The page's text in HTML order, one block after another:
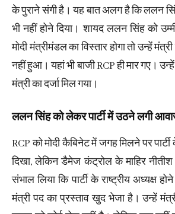
के पुराने संगी है। यह बात अलग है कि ललन
भी नहीं होने दिया। शायद ललन सिंह को
मोदी मंत्रीमंडल का विस्तार होगा तो उन्हें
नहीं हुआ। यहां भी बाजी RCP ही मार गए।
मंत्री का दर्जा मिल गया।
ललन सिंह को लेकर पार्टी में उठने लगी
RCP को मोदी कैबिनेट में जगह मिलने पर
दिखा, लेकिन डैमेज कंट्रोल के माहिर
संभाल लिया कि पार्टी के राष्ट्रीय अध्यक्ष
मंत्री पद का प्रस्ताव खुद भेजा है। उन्हें